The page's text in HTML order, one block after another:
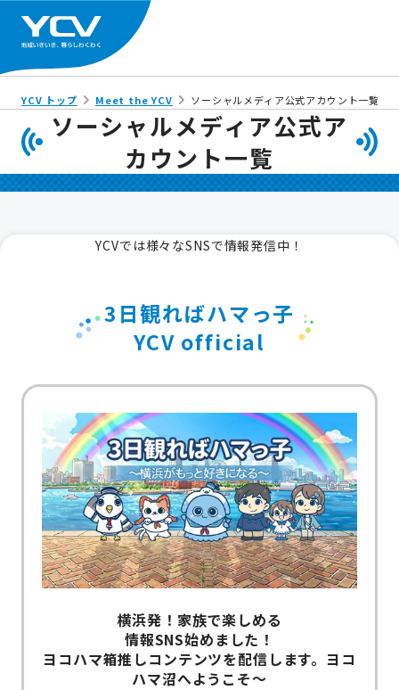
YCV トップ Meet the YCV ソーシャルメディア公式アカウント一覧
ソーシャルメディア公式ア
カウント一覧
YCVでは様々なSNSで情報発信中！
3日観ればハマっ子
YCV official
横浜発！家族で楽しめる
情報SNS始めました！
ヨコハマ箱推しコンテンツを配信します。ヨコ
ハマ沼へようこそ～